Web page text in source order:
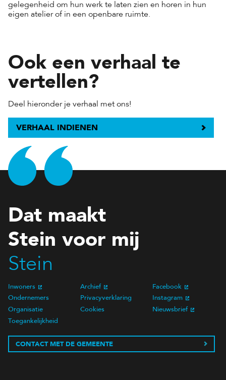
gelegenheid om hun werk te laten zien en horen in hun
eigen atelier of in een openbare ruimte.
Ook een verhaal te
vertellen?
Deel hieronder je verhaal met ons!
VERHAAL INDIENEN
Dat maakt
Stein voor mij
Stein
Inwoners
Ondernemers
Organisatie
Toegankelijkheid
Archief
Privacyverklaring
Cookies
Facebook
Instagram
Nieuwsbrief
CONTACT MET DE GEMEENTE